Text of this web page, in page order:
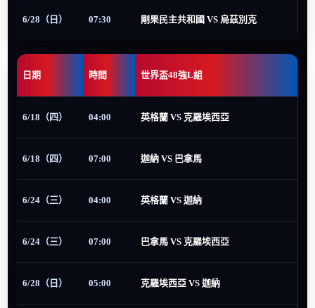
6/28（日） 07:30 剛果民主共和國 VS 烏茲別克
日期 時間 世界盃48強L組
6/18（四） 04:00 英格蘭 VS 克羅埃西亞
6/18（四） 07:00 迦納 VS 巴拿馬
6/24（三） 04:00 英格蘭 VS 迦納
6/24（三） 07:00 巴拿馬 VS 克羅埃西亞
6/28（日） 05:00 克羅埃西亞 VS 迦納